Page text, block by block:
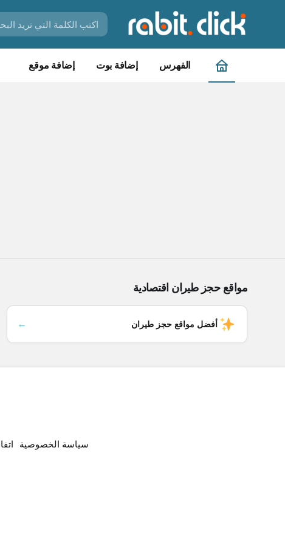
الفهرس إضافة بوت إضافة موقع
مواقع حجز طيران اقتصادية
أفضل مواقع حجز طيران ←
سياسة الخصوصية